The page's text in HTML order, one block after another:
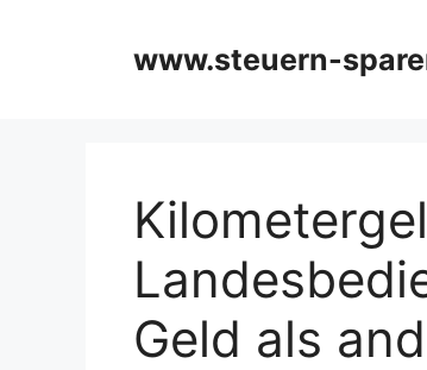
www.steuern-
Geld als